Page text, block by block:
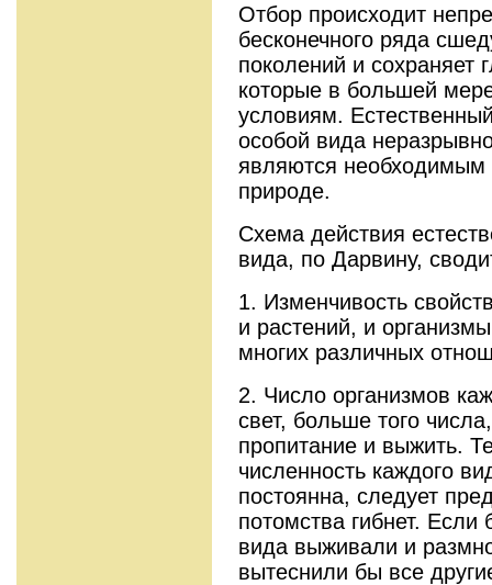
Отбор происходит
бесконечного ряда
поколений и
которые в большей
условиям.
особой вида
являются
природе.
Схема действия
вида, по Дарвину,
1. Изменчивость
и растений, и
многих различных
2. Число организмов
свет, больше того
пропитание и выжить.
численность каждого
постоянна, следует
потомства гибнет. Если
вида выживали и
вытеснили бы все